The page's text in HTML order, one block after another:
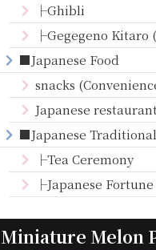
├Ghibli
├Gegegeno Kitaro
■Japanese Food
snacks
Japanese
■Japanese
├Tea Ceremony
├Japanese
Miniature Melon